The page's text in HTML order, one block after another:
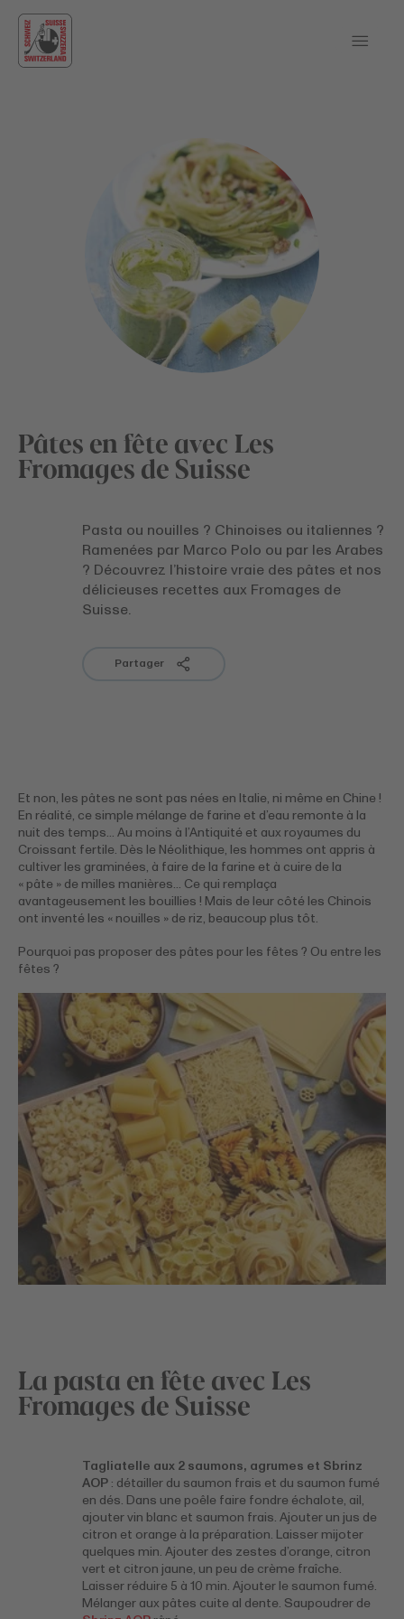
Pâtes en fête avec Les
Fromages de Suisse
Pasta ou nouilles ? Chinoises ou italiennes ?
Ramenées par Marco Polo ou par les Arabes
? Découvrez l’histoire vraie des pâtes et nos
délicieuses recettes aux Fromages de
Suisse.
Partager
Et non, les pâtes ne sont pas nées en Italie, ni même en Chine !
En réalité, ce simple mélange de farine et d’eau remonte à la
nuit des temps… Au moins à l’Antiquité et aux royaumes du
Croissant fertile. Dès le Néolithique, les hommes ont appris à
cultiver les graminées, à faire de la farine et à cuire de la
« pâte » de milles manières… Ce qui remplaça
avantageusement les bouillies ! Mais de leur côté les Chinois
ont inventé les « nouilles » de riz, beaucoup plus tôt.
Pourquoi pas proposer des pâtes pour les fêtes ? Ou entre les
fêtes ?
La pasta en fête avec Les
Fromages de Suisse
Tagliatelle aux 2 saumons, agrumes et Sbrinz
AOP : détailler du saumon frais et du saumon fumé
en dés. Dans une poêle faire fondre échalote, ail,
ajouter vin blanc et saumon frais. Ajouter un jus de
citron et orange à la préparation. Laisser mijoter
quelques min. Ajouter des zestes d’orange, citron
vert et citron jaune, un peu de crème fraîche.
Laisser réduire 5 à 10 min. Ajouter le saumon fumé.
Mélanger aux pâtes cuite al dente. Saupoudrer de